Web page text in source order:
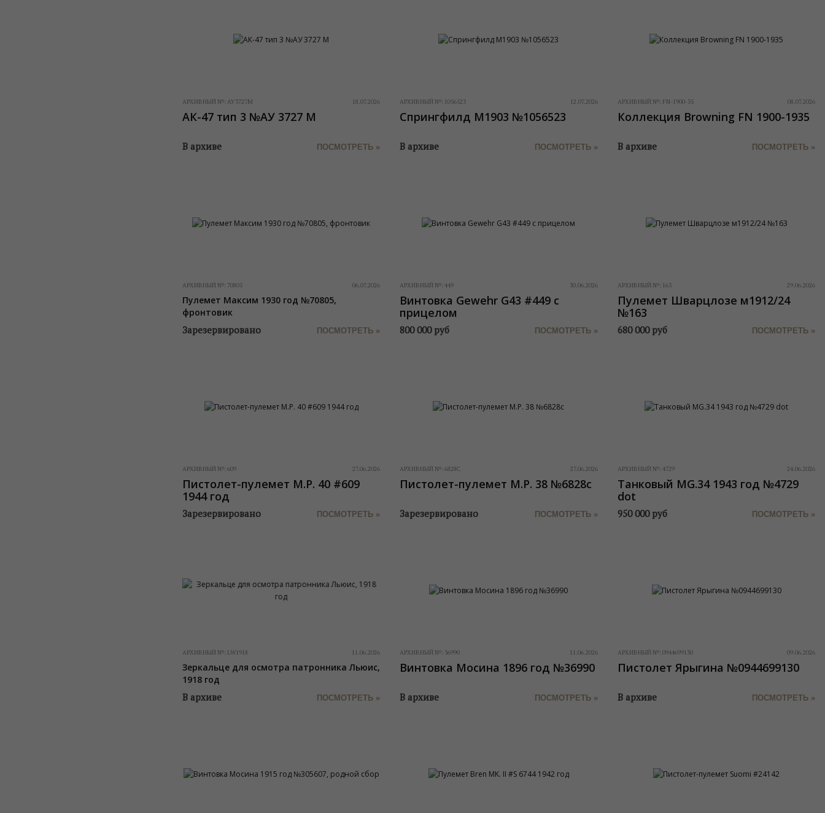
АРХИВНЫЙ №: АУ3727М 18.07.2026
АК-47 тип 3 №АУ 3727 М
В архиве ПОСМОТРЕТЬ »
АРХИВНЫЙ №: 1056523 12.07.2026
Спрингфилд М1903 №1056523
В архиве ПОСМОТРЕТЬ »
АРХИВНЫЙ №: FN-1900-35 08.07.2026
Коллекция Browning FN 1900-1935
В архиве ПОСМОТРЕТЬ »
АРХИВНЫЙ №: 70805 06.07.2026
Пулемет Максим 1930 год №70805,
фронтовик
Зарезервировано ПОСМОТРЕТЬ »
АРХИВНЫЙ №:449 30.06.2026
Винтовка Gewehr G43 #449 с
прицелом
800 000руб ПОСМОТРЕТЬ »
АРХИВНЫЙ №: 163 29.06.2026
Пулемет Шварцлозе м1912/24
№163
680 000руб ПОСМОТРЕТЬ »
АРХИВНЫЙ №: 609 27.06.2026
Пистолет-пулемет M.P. 40 #609
1944 год
Зарезервировано ПОСМОТРЕТЬ »
АРХИВНЫЙ №:6828С 27.06.2026
Пистолет-пулемет M.P. 38 №6828с
Зарезервировано ПОСМОТРЕТЬ »
АРХИВНЫЙ №: 4729 24.06.2026
Танковый MG.34 1943 год №4729
dot
950 000руб ПОСМОТРЕТЬ »
АРХИВНЫЙ №: LW1918 11.06.2026
Зеркальце для осмотра патронника Льюис,
1918 год
В архиве ПОСМОТРЕТЬ »
АРХИВНЫЙ №: 36990 11.06.2026
Винтовка Мосина 1896 год №36990
В архиве ПОСМОТРЕТЬ »
АРХИВНЫЙ №: 0944699130 09.06.2026
Пистолет Ярыгина №0944699130
В архиве ПОСМОТРЕТЬ »